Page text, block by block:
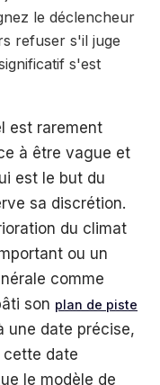
le déclencheur
refuser s'il juge
s'est
est rarement
à être vague et
est le but du
sa discrétion.
du climat
ou un
comme
son plan de piste
une date précise,
cette date
le modèle de